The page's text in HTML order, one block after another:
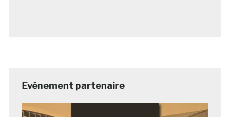
Evénement partenaire